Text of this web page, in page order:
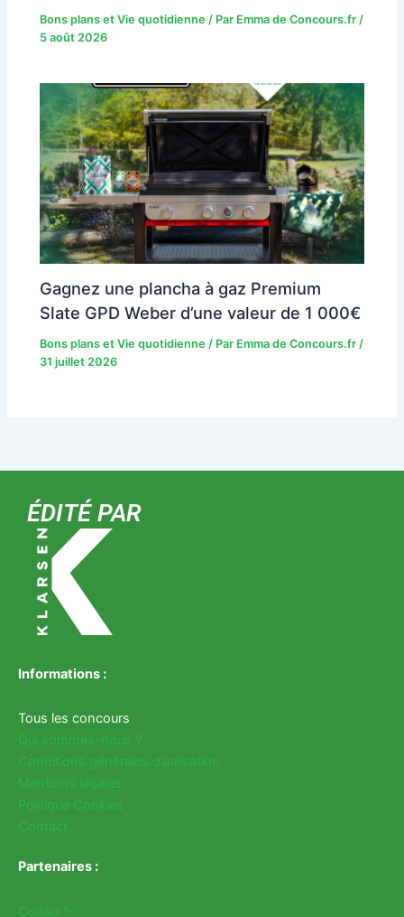
Bons plans et Vie quotidienne / Par Emma de Concours.fr/
5 août 2026
Gagnez une plancha à gaz Premium
Slate GPD Weber d’une valeur de 1 000€
Bons plans et Vie quotidienne / Par Emma de Concours.fr/
31 juillet 2026
ÉDITÉ PAR
Informations :
Tous les concours
Qui sommes-nous ?
Conditions générales d’utilisation
Mentions légales
Politique Cookies
Contact
Partenaires :
Conso.fr